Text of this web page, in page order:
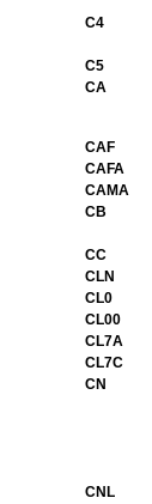
C4
C5
CA
CAF
CAFA
CAMA
CB
CC
CLN
CL0
CL00
CL7A
CL7C
CN
CNL